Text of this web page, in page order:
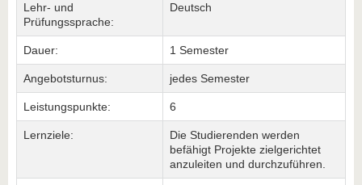
Lehr- und
Prüfungssprache:
Deutsch
Dauer: 1 Semester
Angebotsturnus: jedes Semester
Leistungspunkte: 6
Lernziele:
Die Studierenden werden
befähigt Projekte zielgerichtet
anzuleiten und durchzuführen.